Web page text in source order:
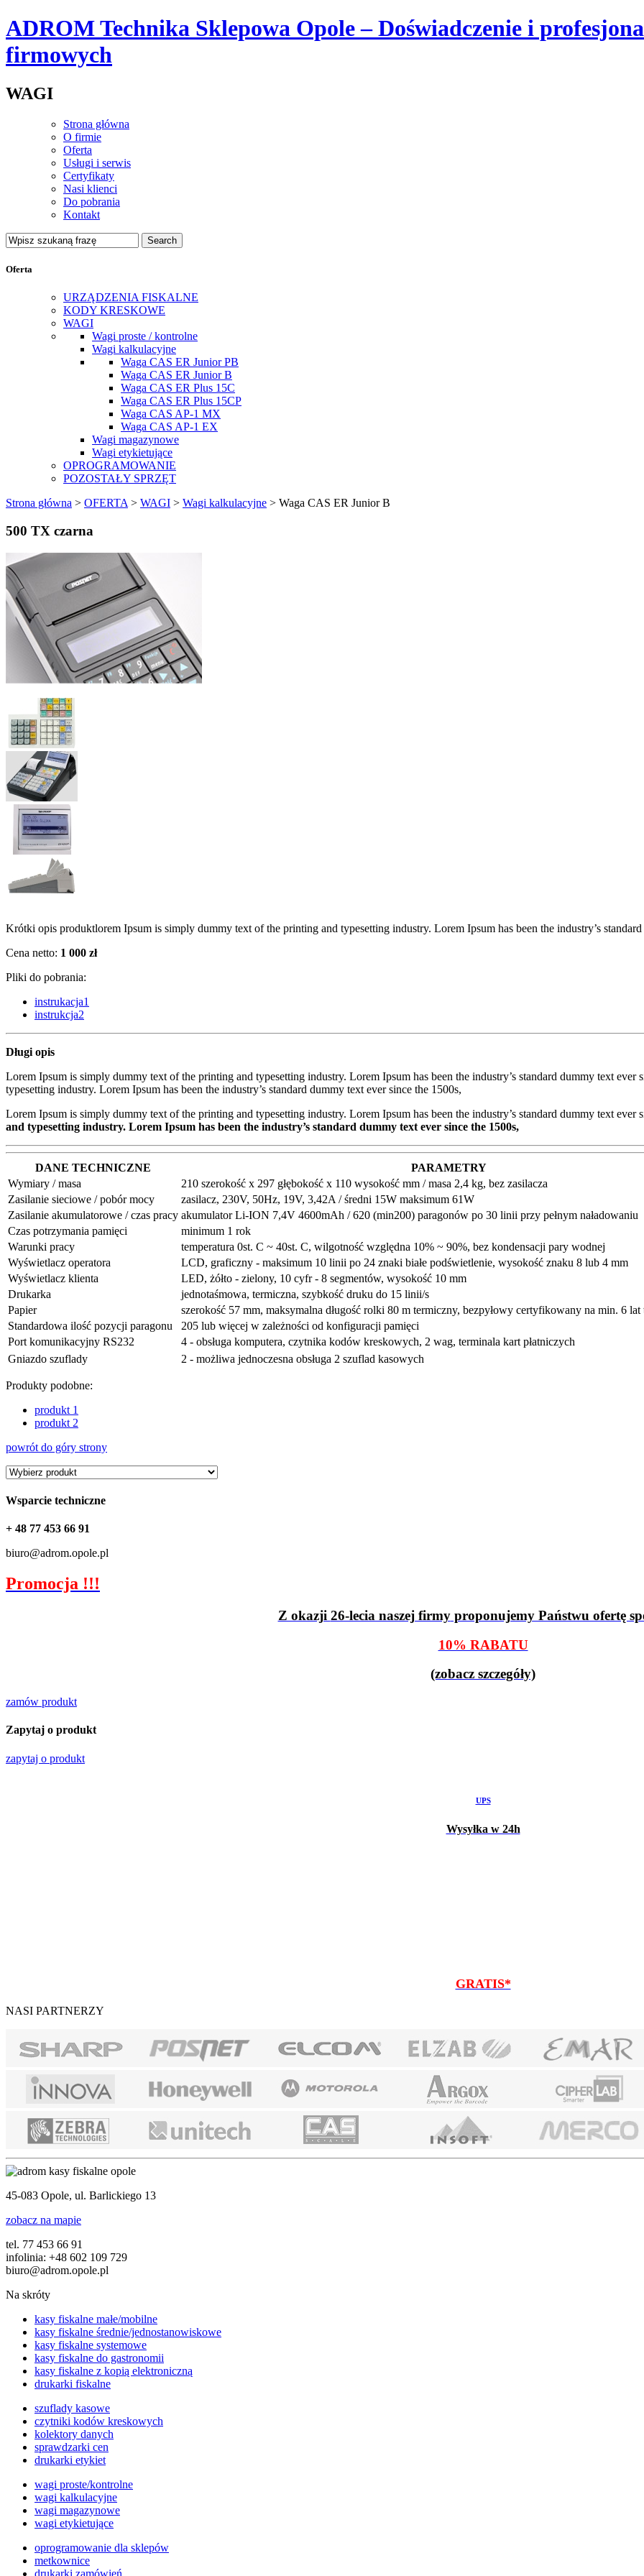
ADROM Technika Sklepowa Opole – Doświadczenie i
firmowych
WAGI
Strona główna
O firmie
Oferta
Usługi i serwis
Certyfikaty
Nasi klienci
Do pobrania
Kontakt
Oferta
URZĄDZENIA FISKALNE
KODY KRESKOWE
WAGI
Wagi proste / kontrolne
Wagi kalkulacyjne
Waga CAS ER Junior PB
Waga CAS ER Junior B
Waga CAS ER Plus 15C
Waga CAS ER Plus 15CP
Waga CAS AP-1 MX
Waga CAS AP-1 EX
Wagi magazynowe
Wagi etykietujące
OPROGRAMOWANIE
POZOSTAŁY SPRZĘT
Strona główna > OFERTA > WAGI > Wagi kalkulacyjne > Waga CAS ER Junior B
500 TX czarna
Krótki opis produktlorem Ipsum is simply dummy text of the printing and typesetting industry. Lorem Ipsum has been the industry’s
Cena netto: 1 000 zł
Pliki do pobrania:
instrukacja1
instrukcja2
Długi opis
Lorem Ipsum is simply dummy text of the printing and typesetting industry. Lorem Ipsum has been the industry’s standard dummy text
typesetting industry. Lorem Ipsum has been the industry’s standard dummy text ever since the 1500s,
Lorem Ipsum is simply dummy text of the printing and typesetting industry. Lorem Ipsum has been the industry’s standard dummy text ever
and typesetting industry. Lorem Ipsum has been the industry’s standard dummy text ever since the 1500s,
DANE TECHNICZNE
PARAMETRY
Wymiary / masa
210 szerokość x 297 głębokość x 110 wysokość mm / masa 2,4 kg, bez zasilacza
Zasilanie sieciowe / pobór mocy
zasilacz, 230V, 50Hz, 19V, 3,42A / średni 15W maksimum 61W
Zasilanie akumulatorowe / czas pracy akumulator Li-ION 7,4V 4600mAh / 620 (min200) paragonów po 30 linii przy pełnym naładowaniu
Czas potrzymania pamięci
minimum 1 rok
Warunki pracy
temperatura 0st. C ~ 40st. C, wilgotność względna 10% ~ 90%, bez kondensacji pary wodnej
Wyświetlacz operatora
LCD, graficzny - maksimum 10 linii po 24 znaki białe podświetlenie, wysokość znaku 8 lub 4 mm
Wyświetlacz klienta
LED, żółto - zielony, 10 cyfr - 8 segmentów, wysokość 10 mm
Drukarka
jednotaśmowa, termiczna, szybkość druku do 15 linii/s
Papier
szerokość 57 mm, maksymalna długość rolki 80 m termiczny, bezpyłowy certyfikowany na min. 6 lat
Standardowa ilość pozycji paragonu
205 lub więcej w zależności od konfiguracji pamięci
Port komunikacyjny RS232
4 - obsługa komputera, czytnika kodów kreskowych, 2 wag, terminala kart płatniczych
Gniazdo szuflady
2 - możliwa jednoczesna obsługa 2 szuflad kasowych
Produkty podobne:
produkt 1
produkt 2
powrót do góry strony
Wsparcie techniczne
+ 48 77 453 66 91
biuro@adrom.opole.pl
Promocja !!!
Z okazji 26-lecia naszej firmyproponujemy Państwu ofertę
10% RABATU
(zobacz szczegóły)
zamów produkt
Zapytaj o produkt
zapytaj o produkt
UPS
Wysyłka w 24h
GRATIS*
NASI PARTNERZY
45-083 Opole, ul. Barlickiego 13
zobacz na mapie
tel. 77 453 66 91
infolinia: +48 602 109 729
biuro@adrom.opole.pl
Na skróty
kasy fiskalne małe/mobilne
kasy fiskalne średnie/jednostanowiskowe
kasy fiskalne systemowe
kasy fiskalne do gastronomii
kasy fiskalne z kopią elektroniczną
drukarki fiskalne
szuflady kasowe
czytniki kodów kreskowych
kolektory danych
sprawdzarki cen
drukarki etykiet
wagi proste/kontrolne
wagi kalkulacyjne
wagi magazynowe
wagi etykietujące
oprogramowanie dla sklepów
metkownice
drukarki zamówień